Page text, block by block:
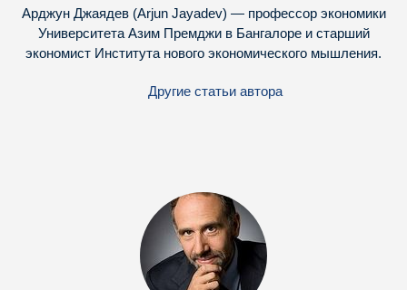
Арджун Джаядев (Arjun Jayadev) — профессор экономики
Университета Азим Премджи в Бангалоре и старший
экономист Института нового экономического мышления.
Другие статьи автора